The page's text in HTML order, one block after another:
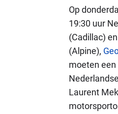
Op
19:30 uur
(Cadillac) en
(Alpine),
moeten
Laurent